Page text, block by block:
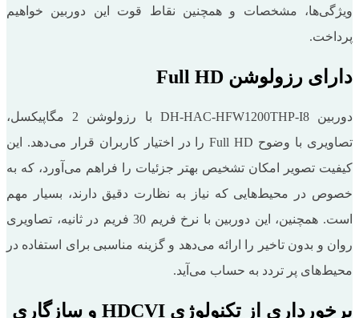
ویژگی‌ها، مشخصات و همچنین نقاط قوت این دوربین خواهیم
پرداخت.
دارای رزولوشن Full HD
دوربین DH-HAC-HFW1200THP-I8 با رزولوشن 2 مگاپیکسل،
تصاویری با وضوح Full HD را در اختیار کاربران قرار می‌دهد. این
کیفیت تصویر امکان تشخیص بهتر جزئیات را فراهم می‌آورد، که به
خصوص در محیط‌هایی که نیاز به نظارت دقیق دارند، بسیار مهم
است. همچنین، این دوربین با نرخ فریم 30 فریم در ثانیه، تصاویری
روان و بدون تاخیر را ارائه می‌دهد و گزینه مناسبی برای استفاده در
محیط‌های پر تردد به حساب می‌آید.
برخورداری از تکنولوژی HDCVI و سازگاری